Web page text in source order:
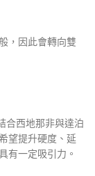
，因此會轉向雙
合西地那非與達泊
望提升硬度、延
有一定吸引力。